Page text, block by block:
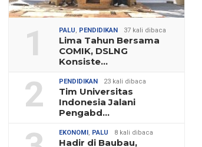
1 PALU, PENDIDIKAN 37 kali dibaca
Lima Tahun Bersama
COMIK, DSLNG
Konsiste…
2 PENDIDIKAN 23 kali dibaca
Tim Universitas
Indonesia Jalani
Pengabd…
EKONOMI , PALU 8 kali dibaca
Hadir di Baubau,